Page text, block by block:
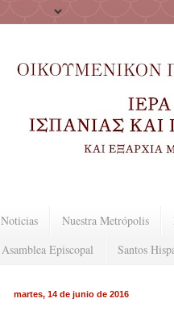
Noticias Nuestra Metrópolis
Asamblea Episcopal
Santos
martes, 14 de junio de 2016